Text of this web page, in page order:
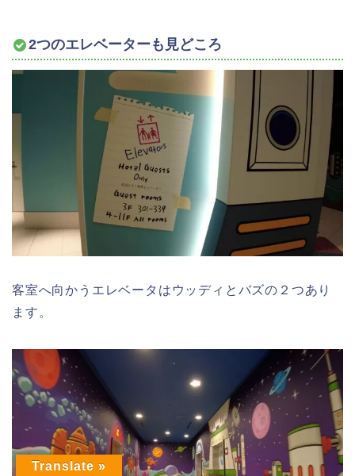
2つのエレベーターも見どころ
客室へ向かうエレベータは ウッディと バズの２つあり
ます。
Translate »